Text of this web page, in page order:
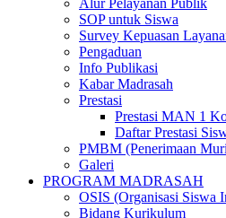
SOP untuk Siswa
Survey Kepuasan
Pengaduan
Info Publikasi
Kabar Madrasah
Prestasi
Prestasi MAN 1
Daftar Prestasi
PMBM (Penerimaan
Galeri
PROGRAM MADRASAH
OSIS (Organisasi Siswa
Bidang Kurikulum